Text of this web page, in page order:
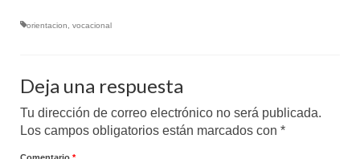
orientacion vocacional
Deja una respuesta
Tu dirección de correo electrónico no será publicada.
Los campos obligatorios están marcados con *